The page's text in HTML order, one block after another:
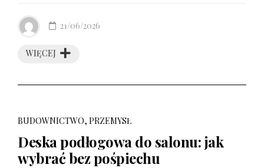
WIĘCEJ
21/06/2026
BUDOWNICTWO, PRZEMYSŁ
Deska podłogowa do salonu: jak
wybrać bez pośpiechu